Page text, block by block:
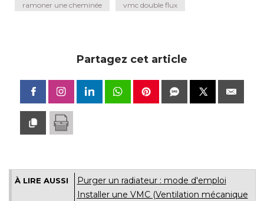
ramoner une cheminée
vmc double flux
Partagez cet article
À LIRE AUSSI
Purger un radiateur : mode d'emploi
Installer une VMC (Ventilation mécanique